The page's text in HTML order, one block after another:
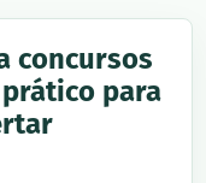
concursos
para